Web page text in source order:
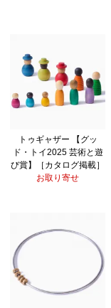
トゥギャザー 【グッ
ド・トイ2025 芸術と遊
び賞】［カタログ掲載］
お取り寄せ